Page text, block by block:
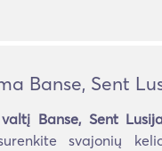
Banse, Sent
Banse, Sent
svajonių